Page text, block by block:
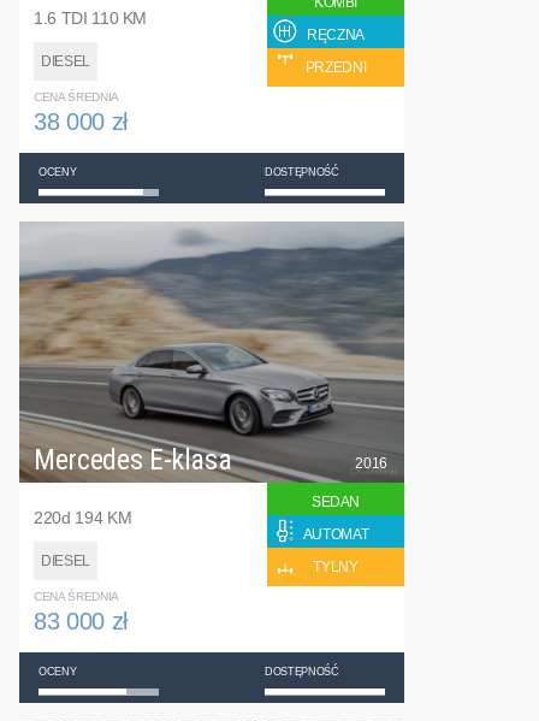
1.6 TDI 110 KM
DIESEL
RĘCZNA
PRZEDNI
CENA ŚREDNIA
38 000 zł
OCENY DOSTĘPNOŚĆ
Mercedes E-klasa
220d 194 KM
DIESEL
2016
SEDAN
AUTOMAT
TYLNY
CENA ŚREDNIA
83 000 zł
OCENY DOSTĘPNOŚĆ